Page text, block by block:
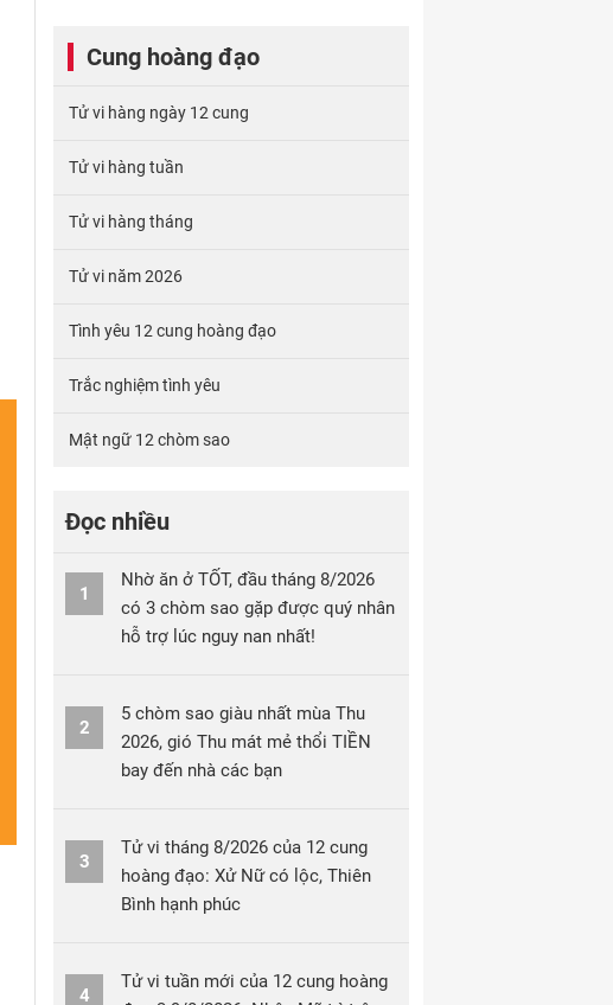
Cung hoàng đạo
Tử vi hàng ngày 12 cung
Tử vi hàng tuần
Tử vi hàng tháng
Tử vi năm 2026
Tình yêu 12 cung hoàng đạo
Trắc nghiệm tình yêu
Mật ngữ 12 chòm sao
Đọc nhiều
1
Nhờ ăn ở TỐT, đầu tháng 8/2026
có 3 chòm sao gặp được quý nhân
hỗ trợ lúc nguy nan nhất!
2
5 chòm sao giàu nhất mùa Thu
2026, gió Thu mát mẻ thổi TIỀN
bay đến nhà các bạn
3
Tử vi tháng 8/2026 của 12 cung
hoàng đạo: Xử Nữ có lộc, Thiên
Bình hạnh phúc
4
Tử vi tuần mới của 12 cung hoàng